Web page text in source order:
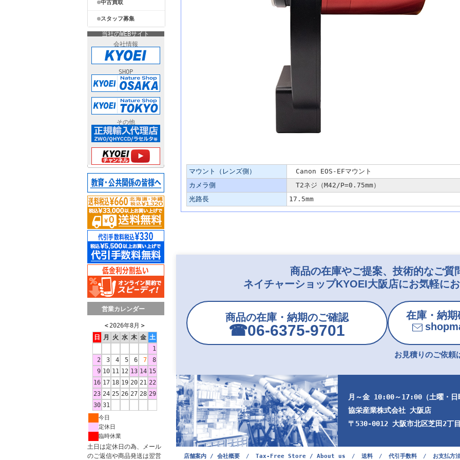
中古買取
スタッフ募集
当社のWEBサイト
会社情報
SHOP
その他
営業カレンダー
＜ 2026年8月 ＞
日
月 火 水 木 金 土
1
2
3 4 5 6 7
8
9 10 11 12 13 14 15
16 17 18 19 20 21 22
23 24 25 26 27 28 29
30 31
今日
定休日
臨時休業
土日は定休日の為、メール
のご返信や商品発送は翌営
マウント（レンズ側）
Canon EOS-EFマウント
カメラ側
T2ネジ（M42/P=0.75mm）
光路長
17.5mm
商品の在庫やご提案、技術的なご質
ネイチャーショップKYOEI大阪店にお気軽に
商品の在庫・納期のご確認
☎︎06-6375-9701
在庫・納
お見積りのご依頼
月～金 10:00～17:00（土曜・日
協栄産業株式会社 大阪店
〒530-0012 大阪市北区芝田2丁
店舗案内 / 会社概要 / Tax-Free Store / About us / 送料 / 代引手数料 / お支払方